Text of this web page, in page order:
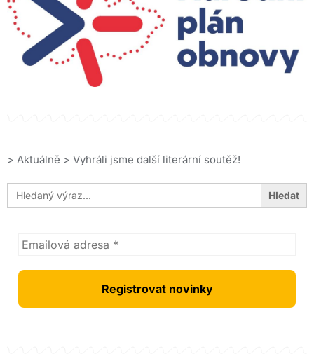
> Aktuálně > Vyhráli jsme další literární soutěž!
Search
for: